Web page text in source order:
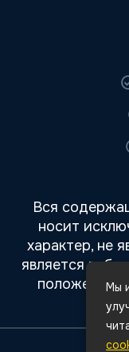
Вся
носит
характер, не
является
Мы